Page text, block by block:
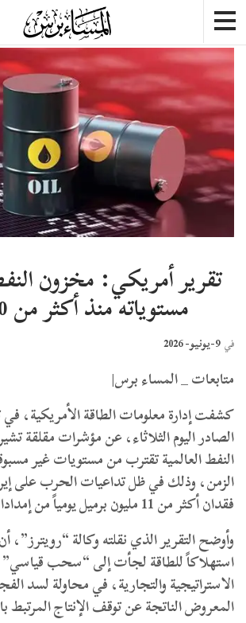
تقرير أمريكي: مخزون
مستوياته منذ أكثر من 20 عاما
في 9-يونيو- 2026
متابعات _ المساء برس|
​كشفت إدارة معلومات الطاقة الأمريكية،
الصادر اليوم الثلاثاء، عن مؤشرات مقلقة
النفط العالمية تقترب من مستويات غير
الزمن، وذلك في ظل تداعيات الحرب على
فقدان أكثر من 11 مليون برميل يومياً من إمدادات الشرق الأوسط.
​وأوضح التقرير الذي نقلته وكالة “رويترز”،
استهلاكاً للطاقة لجأت إلى “سحب قياسي”
الاستراتيجية والتجارية، في محاولة لسد
المعروض الناتجة عن توقف الإنتاج المرتبط